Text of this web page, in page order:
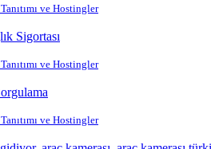
ve Hostingler
Sigortası
ve Hostingler
ve Hostingler